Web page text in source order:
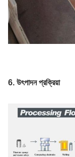
6. উৎপাদন প্রক্রিয়া